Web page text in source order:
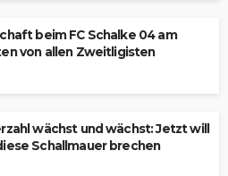
beim FC Schalke 04 am
von allen Zweitligisten
wächst und wächst: Jetzt will
Schallmauer brechen